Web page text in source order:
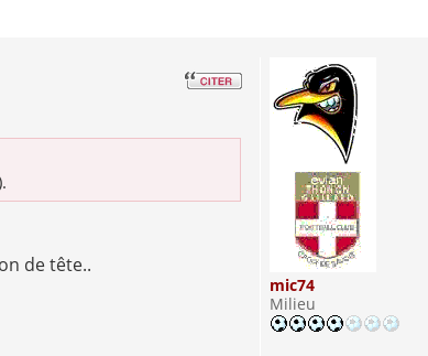
de tête..
mic74
Milieu